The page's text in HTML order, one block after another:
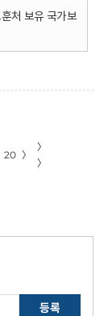
처 보유 국가보
20 〉
〉
〉
등록